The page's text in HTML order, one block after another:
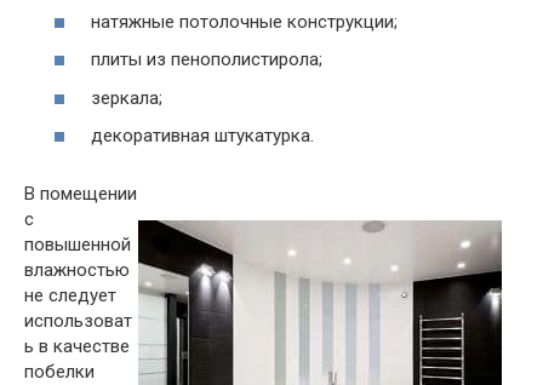
натяжные потолочные конструкции;
плиты из пенополистирола;
зеркала;
декоративная штукатурка.
В помещении
с
повышенной
влажностью
не следует
использоват
ь в качестве
побелки